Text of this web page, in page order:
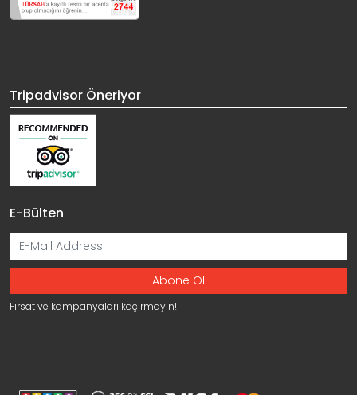
Tripadvisor Öneriyor
E-Bülten
Fırsat ve kampanyaları kaçırmayın!